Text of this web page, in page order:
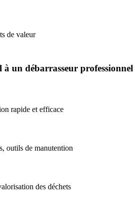
de valeur
un débarrasseur professionnel
rapide et efficace
outils de manutention
des déchets